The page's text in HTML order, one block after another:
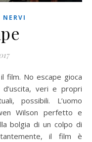
NERVI
veri e propri
possibili. L’uomo
Wilson perfetto e
bolgia di un colpo di
il film è